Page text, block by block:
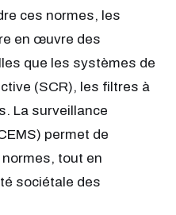
ces normes, les
en œuvre des
que les systèmes de
(SCR), les filtres à
La surveillance
permet de
tout en
sociétale des